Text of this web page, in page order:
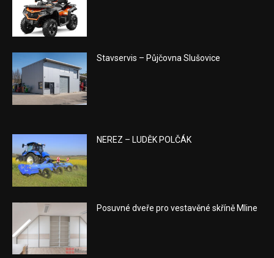
Stavservis – Půjčovna Slušovice
NEREZ – LUDĚK POLČÁK
Posuvné dveře pro vestavěné skříně Mline